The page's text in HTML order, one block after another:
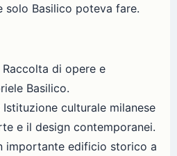
solo Basilico poteva fare.
Raccolta di opere e
Basilico.
Istituzione culturale milanese
e il design contemporanei.
importante edificio storico a